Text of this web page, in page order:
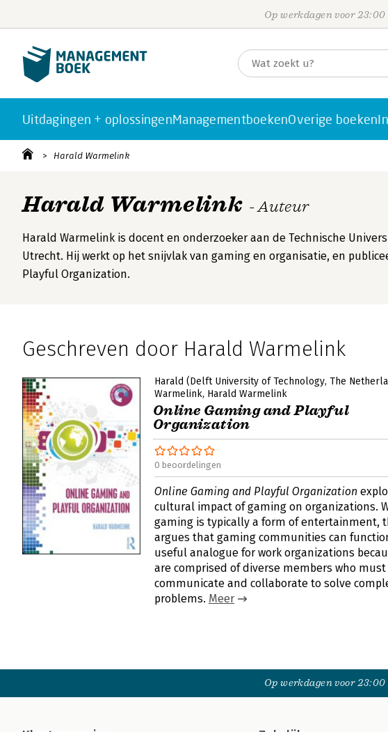
Op werkdagen voor
Uitdagingen + oplossingenManagementboekenOverige boeken
Harald Warmelink
Harald Warmelink - Auteur
Harald Warmelink is docent en onderzoeker aan de Technische
Utrecht. Hij werkt op het snijvlak van gaming en organisatie, en
Playful Organization.
Geschreven door Harald Warmelink
Harald (Delft University of Technology, The
Warmelink Harald Warmelink
Online Gaming and Playful
Organization
0 beoordelingen
Online Gaming and Playful Organization
cultural impact of gaming on organizations.
gaming is typically a form of entertainment,
argues that gaming communities can
useful analogue for work organizations
are comprised of diverse members who must
communicate and collaborate to solve
problems. Meer
Op werkdagen voor